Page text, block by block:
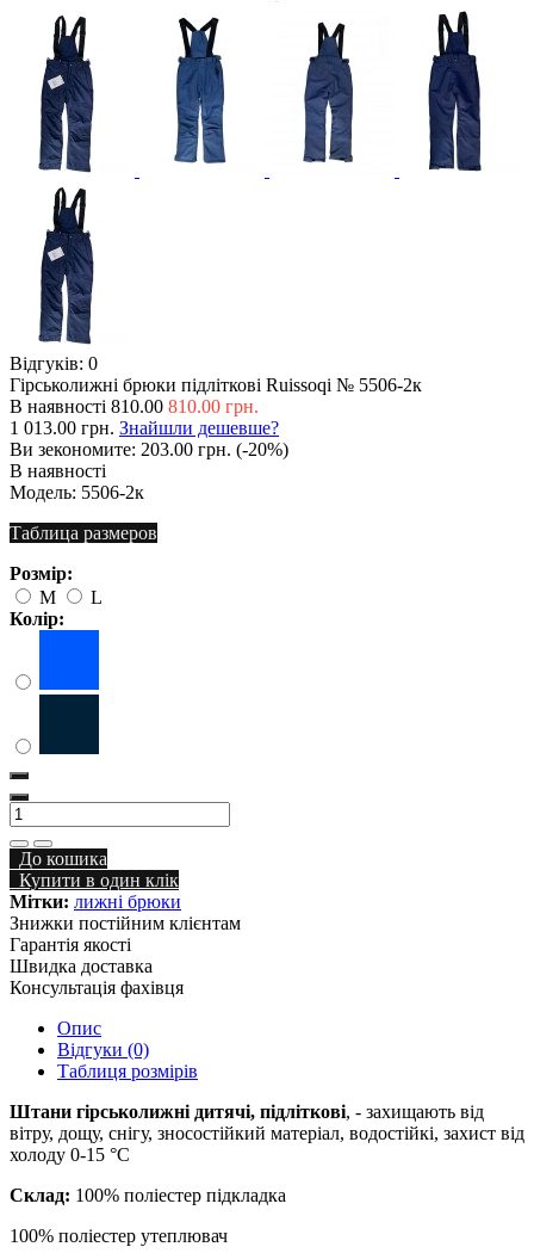
Відгуків: 0
Гірськолижні брюки підліткові Ruissoqi № 5506-2к
В наявності 810.00 810.00 грн.
1 013.00 грн. Знайшли дешевше?
Ви зекономите: 203.00 грн. (-20%)
В наявності
Модель: 5506-2к
Таблица размеров
Розмір:
M
L
Колір:
До кошика
Купити в один клік
Мітки: лижні брюки
Знижки постійним клієнтам
Гарантія якості
Швидка доставка
Консультація фахівця
Опис
Відгуки (0)
Таблиця розмірів
Штани гірськолижні дитячі, підліткові, - захищають від
вітру, дощу, снігу, зносостійкий матеріал, водостійкі, захист від
холоду 0-15 °С
Склад: 100% поліестер підкладка
100% поліестер утеплювач